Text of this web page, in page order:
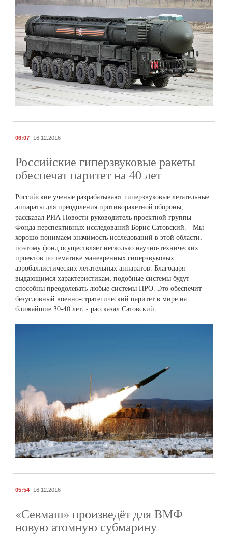
06:07 16.12.2016
Российские гиперзвуковые ракеты
обеспечат паритет на 40 лет
Российские ученые разрабатывают гиперзвуковые летательные
аппараты для преодоления противоракетной обороны,
рассказал РИА Новости руководитель проектной группы
Фонда перспективных исследований Борис Сатовский. - Мы
хорошо понимаем значимость исследований в этой области,
поэтому фонд осуществляет несколько научно-технических
проектов по тематике маневренных гиперзвуковых
аэробаллистических летательных аппаратов. Благодаря
выдающимся характеристикам, подобные системы будут
способны преодолевать любые системы ПРО. Это обеспечит
безусловный военно-стратегический паритет в мире на
ближайшие 30-40 лет, - рассказал Сатовский.
05:54 16.12.2016
«Севмаш» произведёт для ВМФ
новую атомную субмарину